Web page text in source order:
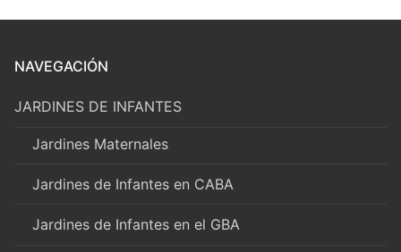
NAVEGACIÓN
JARDINES DE INFANTES
Jardines Maternales
Jardines de Infantes en CABA
Jardines de Infantes en el GBA